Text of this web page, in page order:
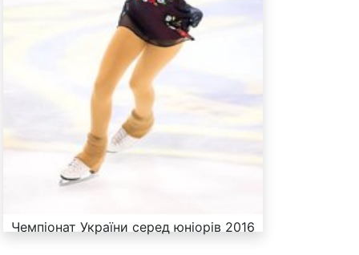
Чемпіонат України серед юніорів 2016